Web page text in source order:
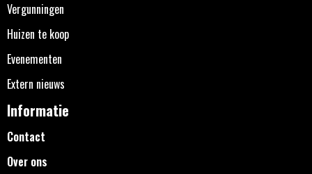
Vergunningen
Huizen te koop
Evenementen
Extern nieuws
Informatie
Contact
Over ons